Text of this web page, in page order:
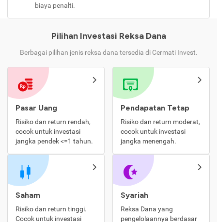
biaya penalti.
Pilihan Investasi Reksa Dana
Berbagai pilihan jenis reksa dana tersedia di Cermati Invest.
Pasar Uang
Risiko dan return rendah,
cocok untuk investasi
jangka pendek <=1 tahun.
Pendapatan Tetap
Risiko dan return moderat,
cocok untuk investasi
jangka menengah.
Saham
Risiko dan return tinggi.
Cocok untuk investasi
Syariah
Reksa Dana yang
pengelolaannya berdasar